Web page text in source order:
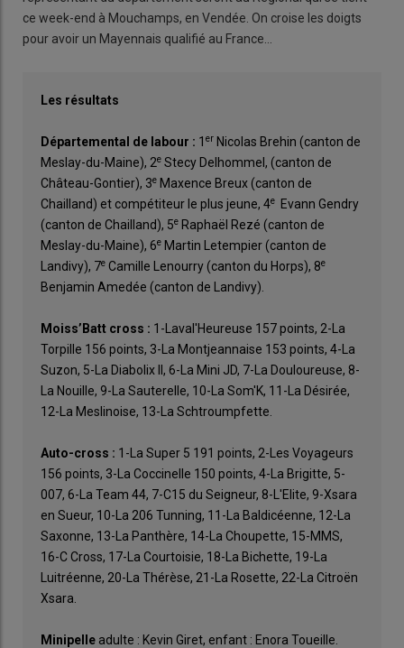
ce week-end à Mouchamps, en Vendée. On croise les doigts
pour avoir un Mayennais qualifié au France…
Les résultats
Départemental de labour : 1 er Nicolas Brehin (canton de
Meslay-du-Maine), 2e Stecy Delhommel, (canton de
Château-Gontier), 3e Maxence Breux (canton de
Chailland) et compétiteur le plus jeune, 4e
Evann Gendry
(canton de Chailland), 5e Raphaël Rezé (canton de
Meslay-du-Maine), 6e Martin Letempier (canton de
Landivy), 7e Camille Lenourry (canton du Horps), 8e
Benjamin Amedée (canton de Landivy).
Moiss’Batt cross : 1-Laval'Heureuse 157 points, 2-La
Torpille 156 points, 3-La Montjeannaise 153 points, 4-La
Suzon, 5-La Diabolix II, 6-La Mini JD, 7-La Douloureuse, 8-
La Nouille, 9-La Sauterelle, 10-La Som'K, 11-La Désirée,
12-La Meslinoise, 13-La Schtroumpfette.
Auto-cross : 1-La Super 5 191 points, 2-Les Voyageurs
156 points, 3-La Coccinelle 150 points, 4-La Brigitte, 5-
007, 6-La Team 44, 7-C15 du Seigneur, 8-L'Elite, 9-Xsara
en Sueur, 10-La 206 Tunning, 11-La Baldicéenne, 12-La
Saxonne, 13-La Panthère, 14-La Choupette, 15-MMS,
16-C Cross, 17-La Courtoisie, 18-La Bichette, 19-La
Luitréenne, 20-La Thérèse, 21-La Rosette, 22-La Citroën
Xsara.
Minipelle adulte : Kevin Giret, enfant : Enora Toueille.